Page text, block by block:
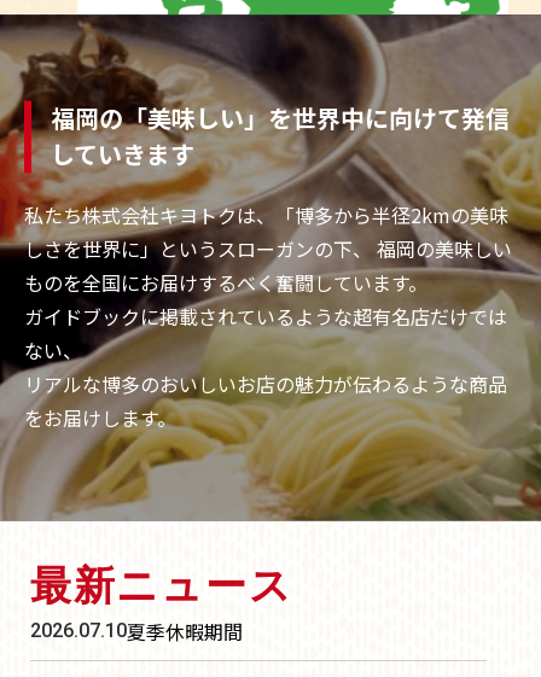
福岡の「美味しい」を世界中に向けて発信
していきます
私たち株式会社キヨトクは、「博多から半径2kmの美味
しさを世界に」というスローガンの下、 福岡の美味しい
ものを全国にお届けするべく奮闘しています。
ガイドブックに掲載されているような超有名店だけでは
ない、
リアルな博多のおいしいお店の魅力が伝わるような商品
をお届けします。
最新ニュース
2026.07.10夏季休暇期間